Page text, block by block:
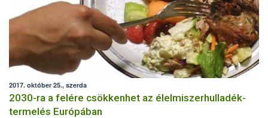
2017. október 25., szerda
2030-ra a felére csökkenhet az élelmiszerhulladék-
termelés Európában